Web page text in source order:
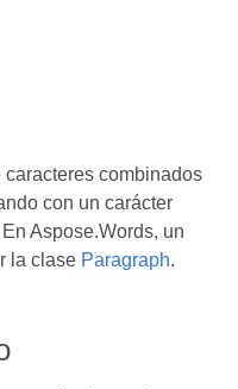
combinados
con un carácter
Aspose.Words, un
la clase Paragraph.